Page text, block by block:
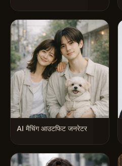
AI मैचिंग आउटफिट जनरेटर